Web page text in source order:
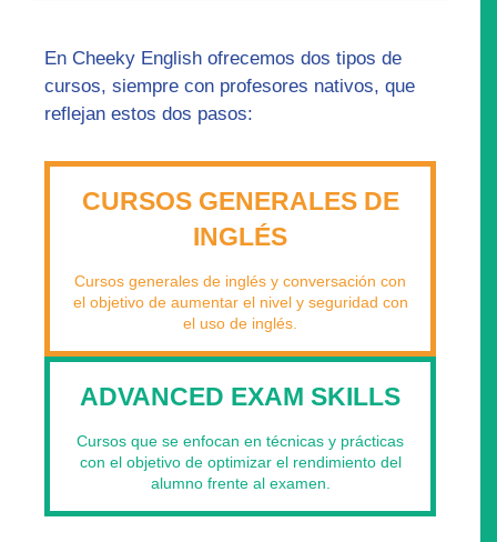
En Cheeky English ofrecemos dos tipos de
cursos, siempre con profesores nativos, que
reflejan estos dos pasos:
CURSOS GENERALES DE
INGLÉS
Cursos generales de inglés y conversación con
el objetivo de aumentar el nivel y seguridad con
el uso de inglés.
ADVANCED EXAM SKILLS
Cursos que se enfocan en técnicas y prácticas
con el objetivo de optimizar el rendimiento del
alumno frente al examen.